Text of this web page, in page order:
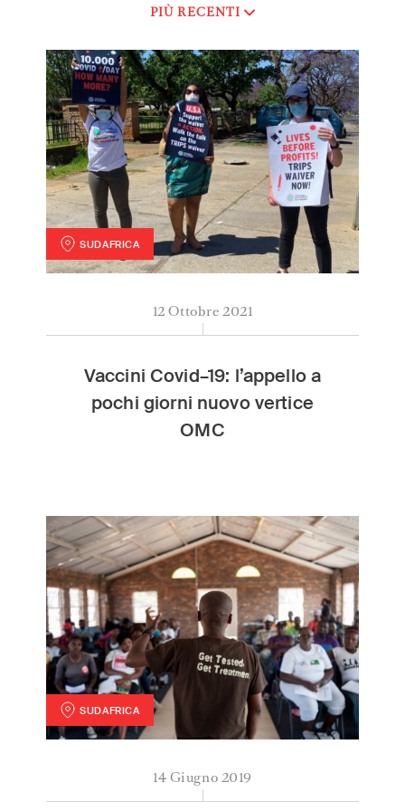
PIÙ RECENTI
SUDAFRICA
12 Ottobre 2021
Vaccini Covid–19: l’appello a
pochi giorni nuovo vertice
OMC
SUDAFRICA
14 Giugno 2019
International (English)
Argentina (Español)
Australia (English)
Austria (Deutsch)
Belgium (Nederlands/Français)
Brazil (Português)
Canada (English/Français)
Czech Republic (Česky/English)
Denmark (Dansk)
Hong Kong (繁體中文)
(English)
Luxembourg (Français)
Mexico (Español)
Myanmar (English/ မြန်မာစာ)
Netherlands (Nederlands)
Norway (Norsk)
Russia (Русский)
South Africa (English)
South East Asia (汉语/English)
South Korea (한국어)